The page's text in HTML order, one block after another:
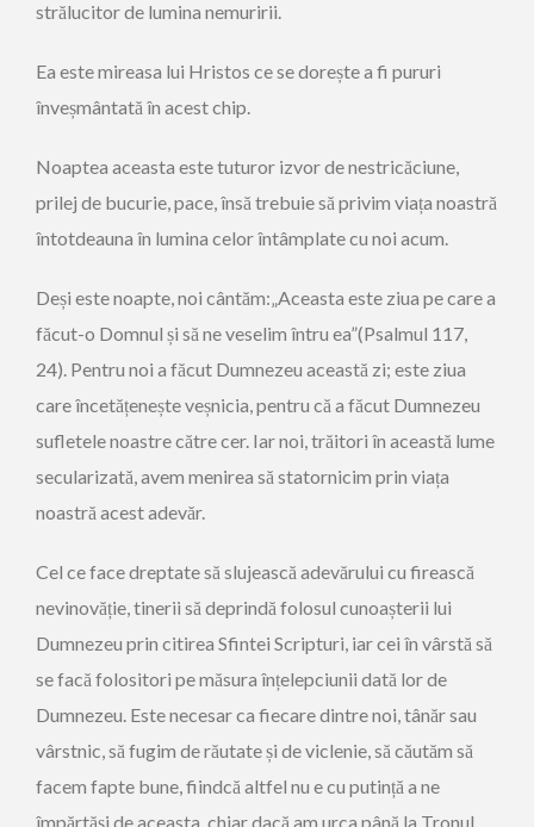
strălucitor de lumina nemuririi.
Ea este mireasa lui Hristos ce se dorește a fi pururi
înveșmântată în acest chip.
Noaptea aceasta este tuturor izvor de nestricăciune,
prilej de bucurie, pace, însă trebuie să privim viața noastră
întotdeauna în lumina celor întâmplate cu noi acum.
Deși este noapte, noi cântăm:„Aceasta este ziua pe care a
făcut-o Domnul și să ne veselim întru ea”(Psalmul 117,
24). Pentru noi a făcut Dumnezeu această zi; este ziua
care încetățenește veșnicia, pentru că a făcut Dumnezeu
sufletele noastre către cer. Iar noi, trăitori în această lume
secularizată, avem menirea să statornicim prin viața
noastră acest adevăr.
Cel ce face dreptate să slujească adevărului cu firească
nevinovăție, tinerii să deprindă folosul cunoașterii lui
Dumnezeu prin citirea Sfintei Scripturi, iar cei în vârstă să
se facă folositori pe măsura înțelepciunii dată lor de
Dumnezeu. Este necesar ca fiecare dintre noi, tânăr sau
vârstnic, să fugim de răutate și de viclenie, să căutăm să
facem fapte bune, fiindcă altfel nu e cu putință a ne
împărtăși de aceasta, chiar dacă am urca până la Tronul